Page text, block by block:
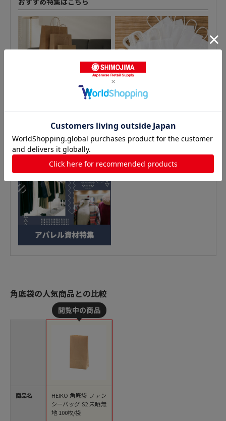
角底袋の人気商品との比較
商品名
HEIKO 角底袋 ファン
シーバッグ S2 未晒無
地 100枚/袋